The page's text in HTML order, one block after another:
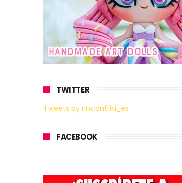
TWITTER
Tweets by rinconfriki_es
FACEBOOK